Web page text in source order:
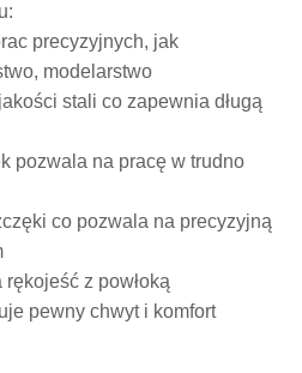
precyzyjnych, jak
modelarstwo
stali co zapewnia długą
pozwala na pracę w trudno
co pozwala na precyzyjną
z powłoką
pewny chwyt i komfort